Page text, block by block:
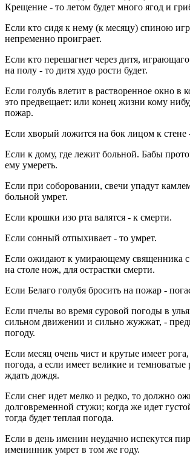
Крещение - то летом будет много ягод и
Если кто сидя к нему (к месяцу) спиною
непременно проиграет.
Если кто перешагнет через дитя,
на полу - то дитя худо рости будет.
Если голубь влетит в растворенное окно в
это предвещает: или конец жизни кому
пожар.
Если хворый ложится на бок лицом к стене
Если к дому, где лежит больной. Бабы
ему умереть.
Если при соборовании, свечи упадут
больной умрет.
Если крошки изо рта валятся - к смерти.
Если сонный отпыхивает - то умрет.
Если ожидают к умирающему священника с
на столе нож, для острастки смерти.
Если Белаго голубя бросить на пожар -
Если пчелы во время суровой погоды в
сильном движении и сильно жужжат, -
погоду.
Если месяц очень чист и крутые имеет
погода, а если имеет великие и темноватые
ждать дождя.
Если снег идет мелко и редко, то должно
долговременной стужи; когда же идет
тогда будет теплая погода.
Если в день именин неудачно испекутся
именинник умрет в том же году.